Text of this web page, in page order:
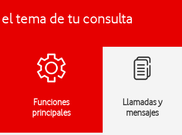
tema de tu consulta
Funciones
principales
Llamadas y
mensajes